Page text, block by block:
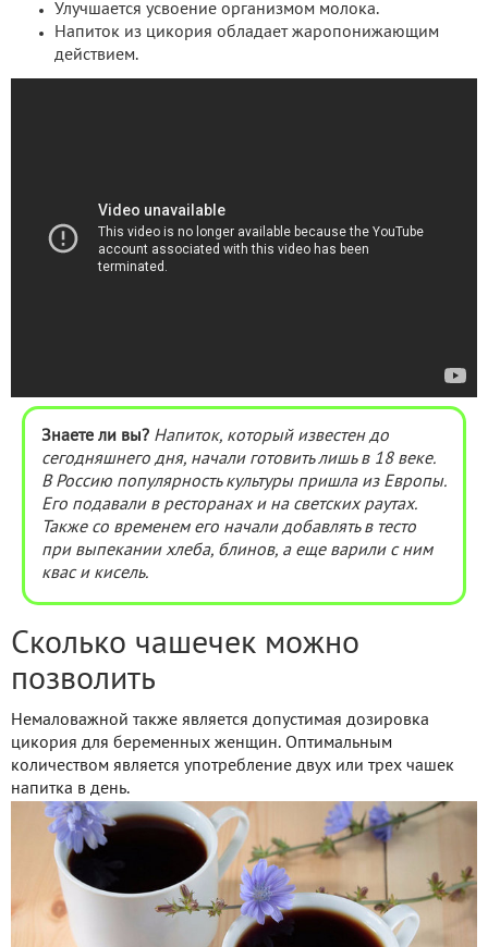
Улучшается усвоение организмом молока.
Напиток из цикория обладает жаропонижающим
действием.
Знаете ли вы? Напиток, который известен до
сегодняшнего дня, начали готовить лишь в 18 веке.
В Россию популярность культуры пришла из Европы.
Его подавали в ресторанах и на светских раутах.
Также со временем его начали добавлять в тесто
при выпекании хлеба, блинов, а еще варили с ним
квас и кисель.
Сколько чашечек можно
позволить
Немаловажной также является допустимая дозировка
цикория для беременных женщин. Оптимальным
количеством является употребление двух или трех чашек
напитка в день.